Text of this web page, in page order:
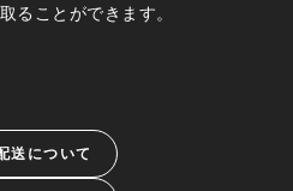
ることができます。
送について